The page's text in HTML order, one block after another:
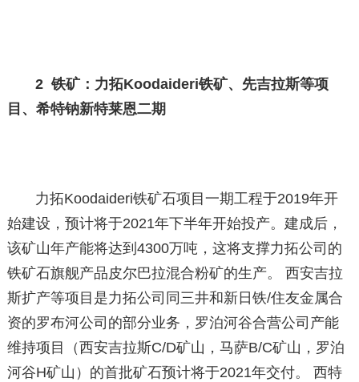
2 铁矿：力拓Koodaideri铁矿、先吉拉斯等项
目、希特钠新特莱恩二期
力拓Koodaideri铁矿石项目一期工程于2019年开
始建设，预计将于2021年下半年开始投产。建成后，
该矿山年产能将达到4300万吨，这将支撑力拓公司的
铁矿石旗舰产品皮尔巴拉混合粉矿的生产。 西安吉拉
斯扩产等项目是力拓公司同三井和新日铁/住友金属合
资的罗布河公司的部分业务，罗泊河谷合营公司产能
维持项目（西安吉拉斯C/D矿山，马萨B/C矿山，罗泊
河谷H矿山）的首批矿石预计将于2021年交付。 西特